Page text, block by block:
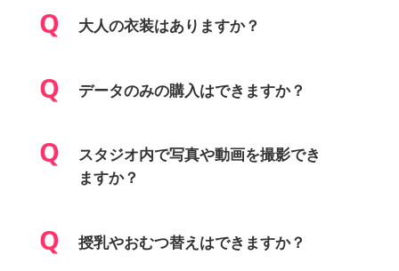
大人の衣装はありますか？
データのみの購入はできますか？
スタジオ内で写真や動画を撮影でき
ますか？
授乳やおむつ替えはできますか？